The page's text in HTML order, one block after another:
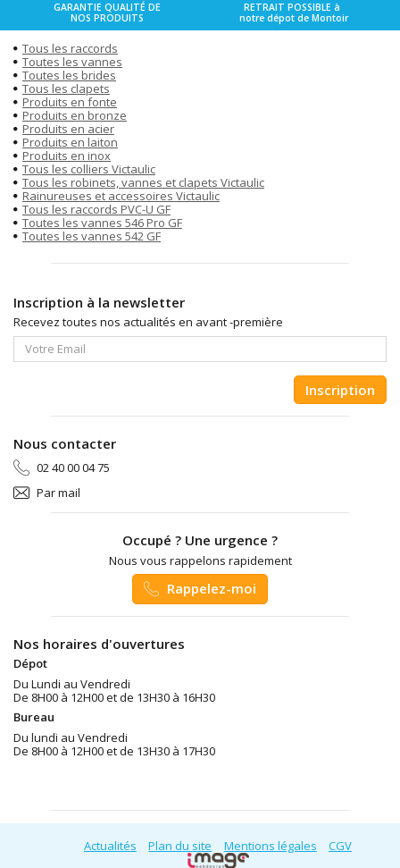
GARANTIE QUALITÉ DE
NOS PRODUITS
RETRAIT POSSIBLE à
notre dépot de Montoir
Tous les raccords
Toutes les vannes
Toutes les brides
Tous les clapets
Produits en fonte
Produits en bronze
Produits en acier
Produits en laiton
Produits en inox
Tous les colliers Victaulic
Tous les robinets, vannes et clapets Victaulic
Rainureuses et accessoires Victaulic
Tous les raccords PVC-U GF
Toutes les vannes 546 Pro GF
Toutes les vannes 542 GF
Inscription à la newsletter
Recevez toutes nos actualités en avant -première
Inscription
Nous contacter
02 40 00 04 75
Par mail
Occupé ? Une urgence ?
Nous vous rappelons rapidement
Rappelez-moi
Nos horaires d'ouvertures
Dépot
Du Lundi au Vendredi
De 8H00 à 12H00 et de 13H30 à 16H30
Bureau
Du lundi au Vendredi
De 8H00 à 12H00 et de 13H30 à 17H30
Actualités Plan du site Mentions légales CGV